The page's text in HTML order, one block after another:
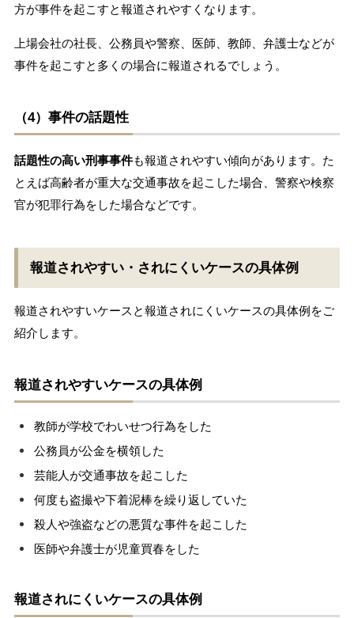
方が事件を起こすと報道されやすくなります。
上場会社の社長、公務員や警察、医師、教師、弁護士などが
事件を起こすと多くの場合に報道されるでしょう。
（4）事件の話題性
話題性の高い刑事事件も報道されやすい傾向があります。た
とえば高齢者が重大な交通事故を起こした場合、警察や検察
官が犯罪行為をした場合などです。
報道されやすい・されにくいケースの具体例
報道されやすいケースと報道されにくいケースの具体例をご
紹介します。
報道されやすいケースの具体例
教師が学校でわいせつ行為をした
公務員が公金を横領した
芸能人が交通事故を起こした
何度も盗撮や下着泥棒を繰り返していた
殺人や強盗などの悪質な事件を起こした
医師や弁護士が児童買春をした
報道されにくいケースの具体例